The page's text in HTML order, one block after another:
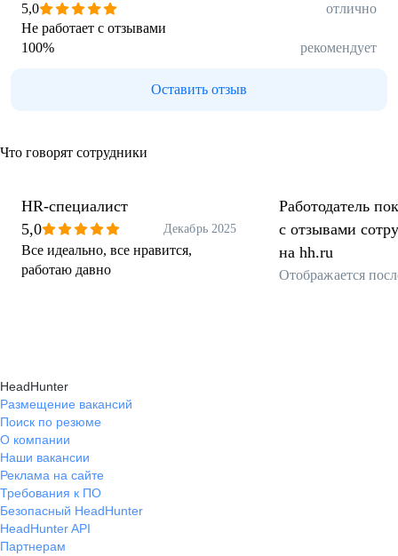
5,0
отлично
Не работает с отзывами
100% рекомендует
Оставить отзыв
Что говорят сотрудники
HR-специалист
5,0
Декабрь 2025
Все идеально, все нравится,
работаю давно
Работодатель
с отзывами
на hh.ru
Отображается
HeadHunter
Размещение вакансий
Поиск по резюме
О компании
Наши вакансии
Реклама на сайте
Требования к ПО
Безопасный HeadHunter
HeadHunter API
Партнерам